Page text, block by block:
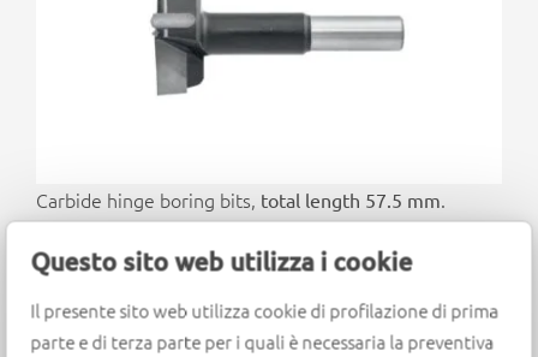
Questo sito web utilizza i cookie
Il presente sito web utilizza cookie di profilazione di prima
parte e di terza parte per i quali è necessaria la preventiva
Carbide hinge boring bits, total length 57.5 mm.
Available in
Centring point in HW